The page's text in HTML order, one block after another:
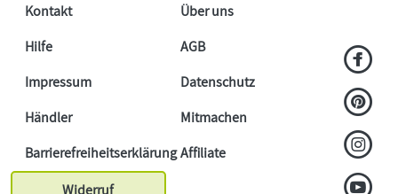
Kontakt
Über uns
Hilfe
AGB
Impressum
Datenschutz
Händler
Mitmachen
BarrierefreiheitserklärungAffiliate
Widerruf